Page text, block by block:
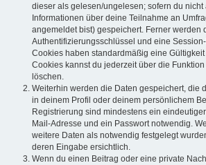
dieser als gelesen/ungelesen; sofern du
Informationen über deine Teilnahme an
angemeldet bist) gespeichert. Ferner werden
Authentifizierungsschlüssel und eine
Cookies haben standardmäßig eine Gültigkeit
Cookies kannst du jederzeit über die Funktion
löschen.
Weiterhin werden die Daten gespeichert, die
in deinem Profil oder deinem persönlichem
Registrierung sind mindestens ein
Mail-Adresse und ein Passwort notwendig.
weitere Daten als notwendig festgelegt
deren Eingabe ersichtlich.
Wenn du einen Beitrag oder eine private